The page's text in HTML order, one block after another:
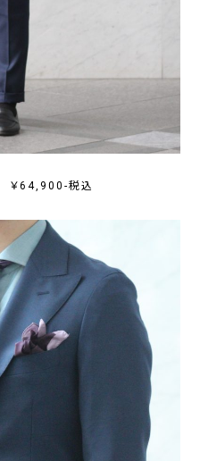
￥64,900-税込